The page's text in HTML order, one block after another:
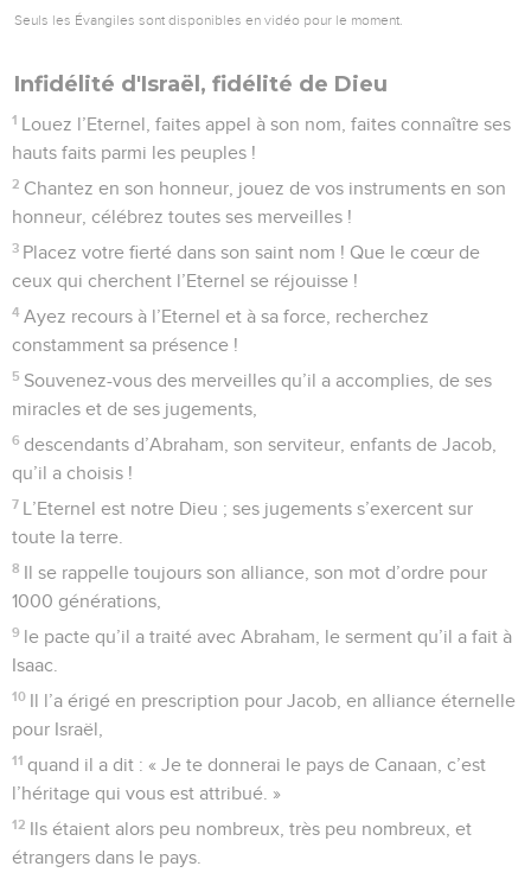
Seuls les Évangiles sont disponibles en vidéo pour le moment.
Infidélité d'Israël, fidélité de Dieu
1 Louez l’Eternel, faites appel à son nom, faites connaître ses
hauts faits parmi les peuples !
2 Chantez en son honneur, jouez de vos instruments en son
honneur, célébrez toutes ses merveilles !
3 Placez votre fierté dans son saint nom ! Que le cœur de
ceux qui cherchent l’Eternel se réjouisse !
4 Ayez recours à l’Eternel et à sa force, recherchez
constamment sa présence !
5 Souvenez-vous des merveilles qu’il a accomplies, de ses
miracles et de ses jugements,
6 descendants d’Abraham, son serviteur, enfants de Jacob,
qu’il a choisis !
7 L’Eternel est notre Dieu ; ses jugements s’exercent sur
toute la terre.
8 Il se rappelle toujours son alliance, son mot d’ordre pour
1000 générations,
9 le pacte qu’il a traité avec Abraham, le serment qu’il a fait à
Isaac.
10 Il l’a érigé en prescription pour Jacob, en alliance éternelle
pour Israël,
11 quand il a dit : « Je te donnerai le pays de Canaan, c’est
l’héritage qui vous est attribué. »
12 Ils étaient alors peu nombreux, très peu nombreux, et
étrangers dans le pays.